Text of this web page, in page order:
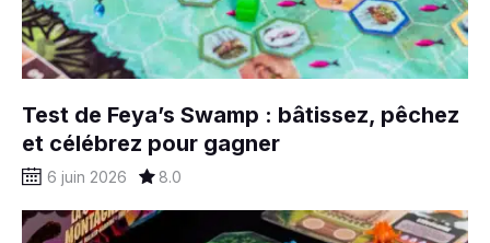
Test de Feya’s Swamp : bâtissez, pêchez
et célébrez pour gagner
6 juin 2026 8.0